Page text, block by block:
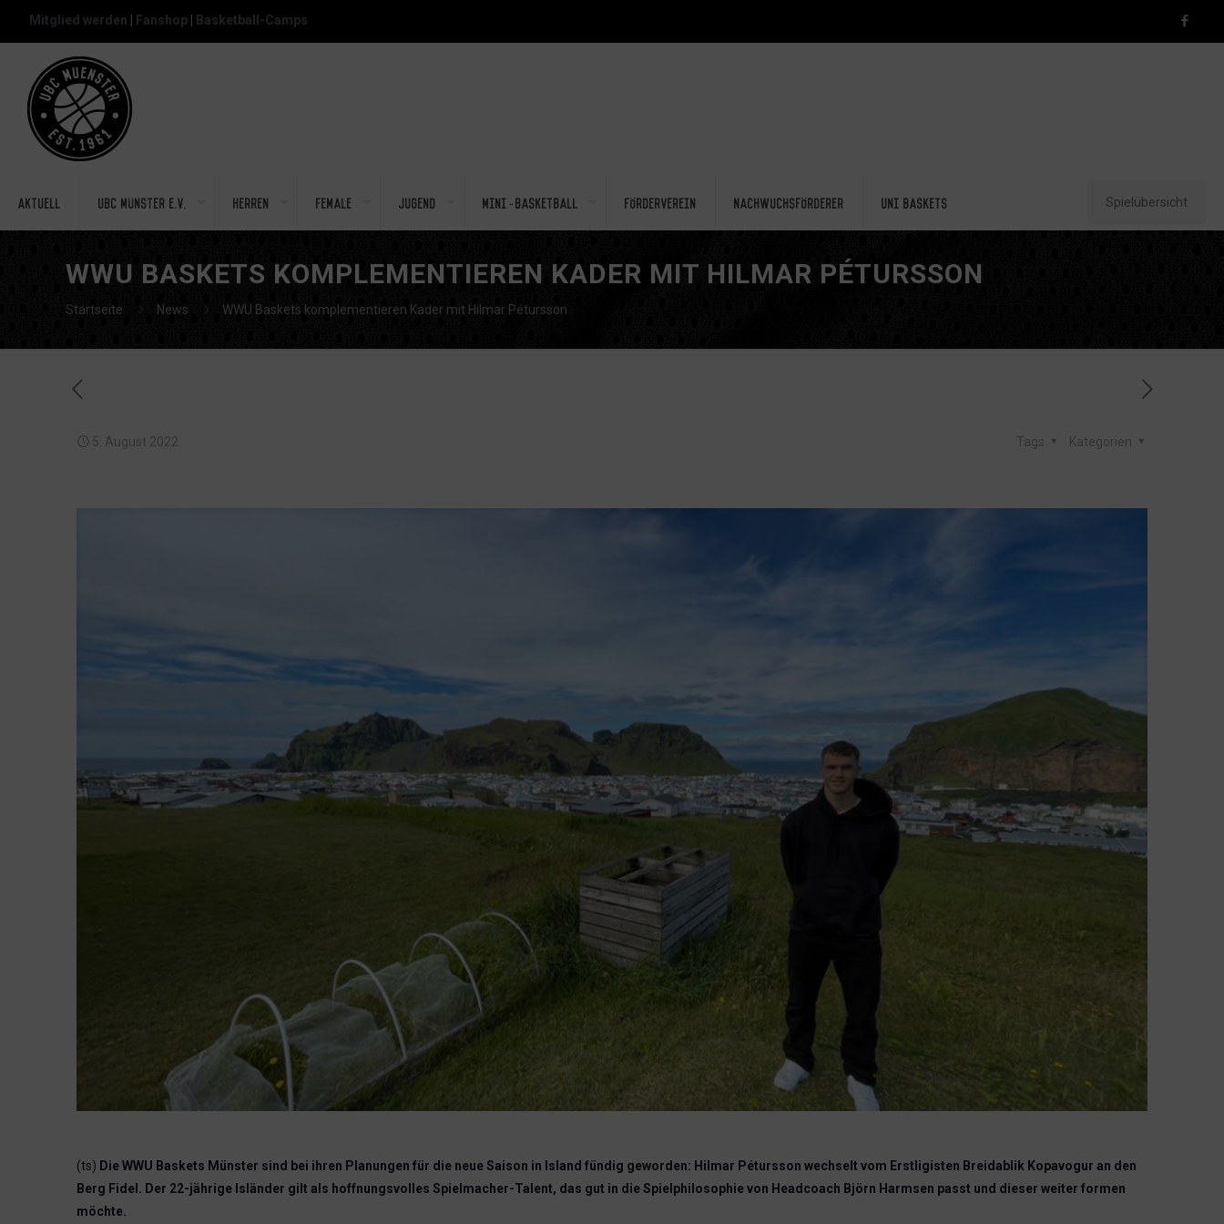
Mitglied werden Fanshop Basketball-Camps
Aktuell UBC Münster e.V. Herren Female Jugend Mini-Basketball Förderverein Nachwuchsförderer Uni Baskets Spielübersicht
WWU BASKETS KOMPLEMENTIEREN KADER MIT HILMAR PÉTURSSON
Startseite News WWU Baskets komplementieren Kader mit Hilmar Pétursson
5. August 2022 Kategorien
Tags
(ts) Die WWU Baskets Münster sind bei ihren Planungen für die neue Saison in Island fündig geworden: Hilmar Pétursson wechselt vom Erstligisten Breidablik Kopavogur an den
Berg Fidel. Der 22-jährige Isländer gilt als hoffnungsvolles Spielmacher-Talent, das gut in die Spielphilosophie von Headcoach Björn Harmsen passt und dieser weiter formen
möchte.